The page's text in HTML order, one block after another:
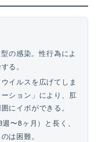
の感染。性行為によ
る。
イルスを広げてしま
ション」により、肛
にイボができる。
〜8ヶ月）と長く、
は困難。